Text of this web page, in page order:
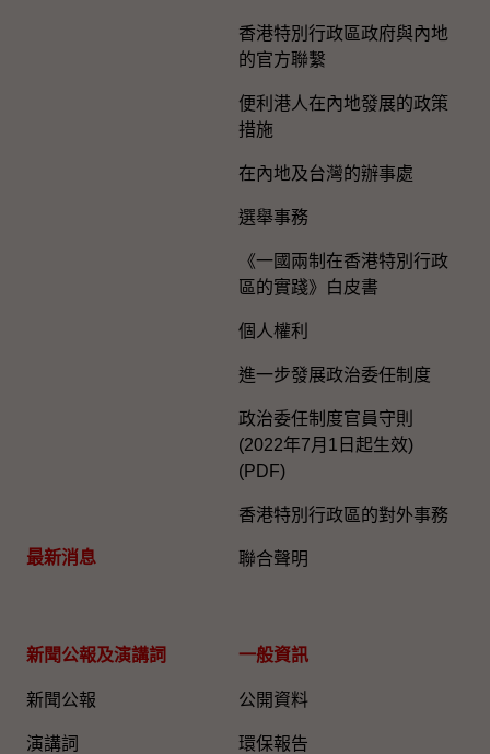
最新消息
香港特別行政區政府與內地
的官方聯繫
便利港人在內地發展的政策
措施
在內地及台灣的辦事處
選舉事務
《一國兩制在香港特別行政
區的實踐》白皮書
個人權利
進一步發展政治委任制度
政治委任制度官員守則
(2022年7月1日起生效)
(PDF)
香港特別行政區的對外事務
聯合聲明
新聞公報及演講詞
新聞公報
演講詞
一般資訊​
公開資料
環保報告